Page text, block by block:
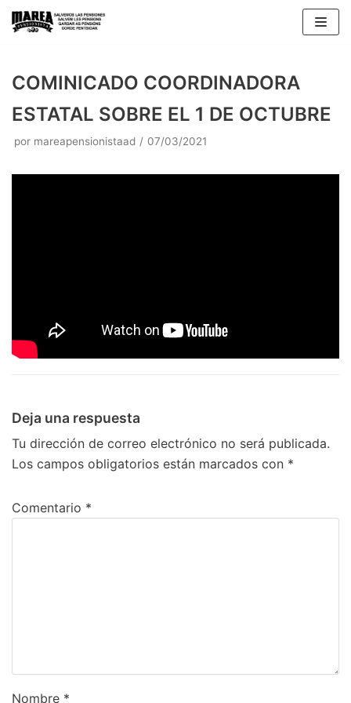
Saltar
COMINICADO COORDINADORA
ESTATAL SOBRE EL 1 DE OCTUBRE
por mareapensionistaad 07/03/2021
Deja una respuesta
Tu dirección de correo electrónico no será publicada.
Los campos obligatorios están marcados con *
Comentario *
Nombre *